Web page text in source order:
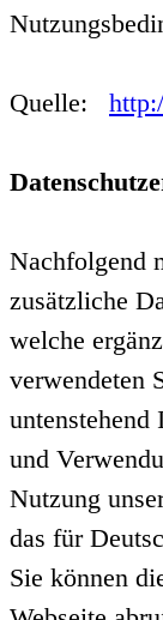
Quelle:
Nachfolgend
zusätzliche
welche
verwendeten
untenstehend
und
Nutzung
das für
Sie können